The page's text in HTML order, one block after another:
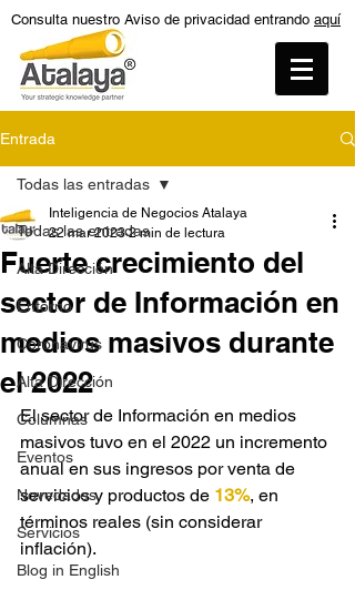
Consulta nuestro Aviso de privacidad entrando aquí
Entrada
Todas las entradas
Alta Dirección
Entorno
Coronavirus
Alta Dirección
Columnas
Eventos
Novedades
Servicios
Blog in English
Todas las entradas
Fuerte crecimiento del
sector de Información en
medios masivos durante
el 2022
Inteligencia de Negocios Atalaya
22 mar 2023 2 min de lectura
El sector de Información en medios
masivos tuvo en el 2022 un incremento
anual en sus ingresos por venta de
servicios y productos de 13%, en
términos reales (sin considerar
inflación).